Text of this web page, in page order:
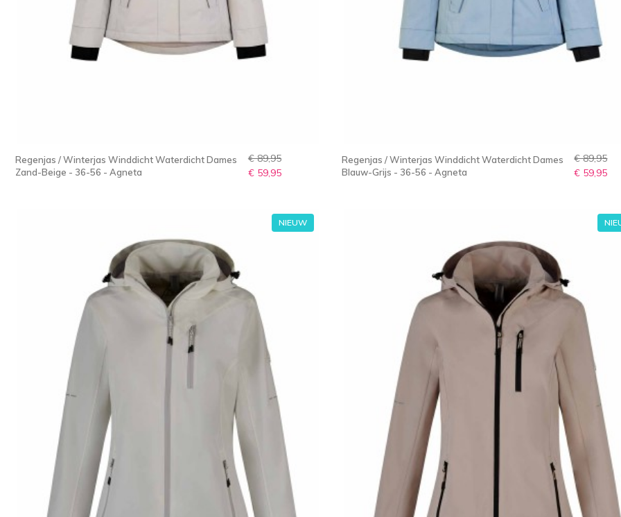
Regenjas / Winterjas Winddicht Waterdicht Dames
Zand-Beige - 36-56 - Agneta
€ 89,95
€ 59,95
Regenjas / Winterjas Winddicht Waterdicht Dames
Blauw-Grijs - 36-56 - Agneta
€ 89,95
€ 59,95
NIEUW